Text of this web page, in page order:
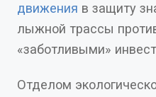
движения в защиту
лыжной трассы
«заботливыми»
Отделом